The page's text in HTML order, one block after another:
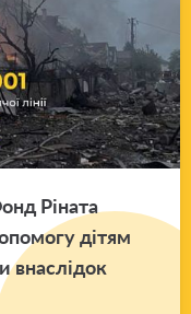
Рі­на­та
дітям
вна­слі­док